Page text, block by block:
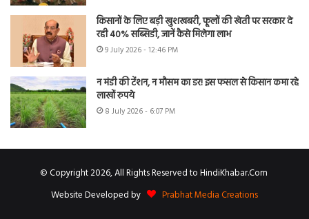
किसानों के लिए बड़ी खुशखबरी, फूलों की खेती पर सरकार दे
रही 40% सब्सिडी, जानें कैसे मिलेगा लाभ
9 July 2026 - 12:46 PM
न मंडी की टेंशन, न मौसम का डर! इस फसल से किसान कमा रहे
लाखों रुपये
8 July 2026 - 6:07 PM
© Copyright 2026, All Rights Reserved to HindiKhabar.Com
Website Developed by
Prabhat Media Creations